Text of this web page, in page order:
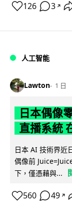
126 3 ↗
人工智能
Lawton 1 日
日本偶像
直播系統
日本 AI 技術界近
偶像前
下，僅憑藉與...
560 49 ↗